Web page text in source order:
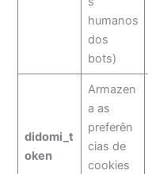
humanos
dos
bots)
didomi_t
oken
Armazen
a as
preferên
cias de
cookies